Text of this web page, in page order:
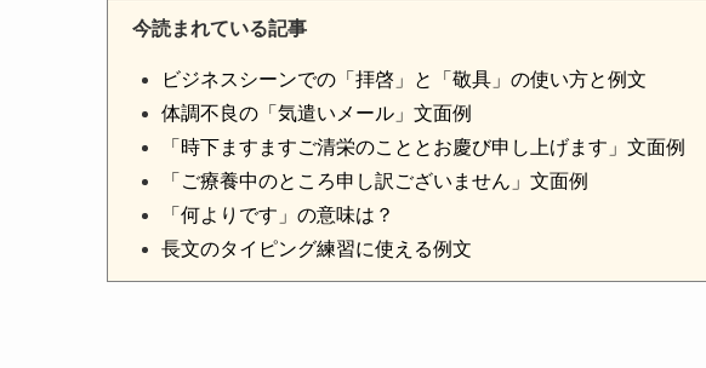
今読まれている記事
ビジネスシーンでの「拝啓」と「敬具」の使い方と例文
体調不良の「気遣いメール」文面例
「時下ますますご清栄のこととお慶び申し上げます」文面例
「ご療養中のところ申し訳ございません」文面例
「何よりです」の意味は？
長文のタイピング練習に使える例文